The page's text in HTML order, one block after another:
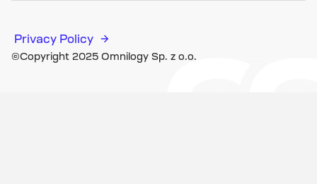
Privacy Policy
©Copyright 2025 Omnilogy Sp. z o.o.